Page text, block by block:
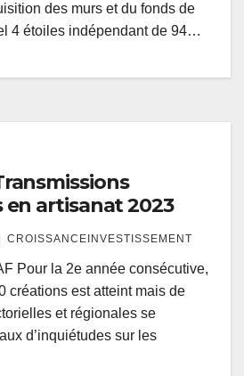
des murs et du fonds de
4 étoiles indépendant de 94…
en artisanat 2023
CROISSANCEINVESTISSEMENT
Pour la 2e année consécutive,
créations est atteint mais de
et régionales se
d’inquiétudes sur les